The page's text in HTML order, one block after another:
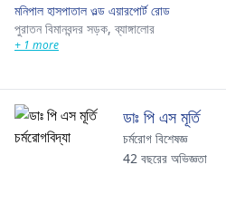
মনিপাল হাসপাতাল ওল্ড এয়ারপোর্ট রোড
পুরাতন বিমানবন্দর সড়ক,ব্যাঙ্গালোর
+ 1 more
ডাঃ পি এস মূর্তি
চর্মরোগ বিশেষজ্ঞ
42 বছরের অভিজ্ঞতা